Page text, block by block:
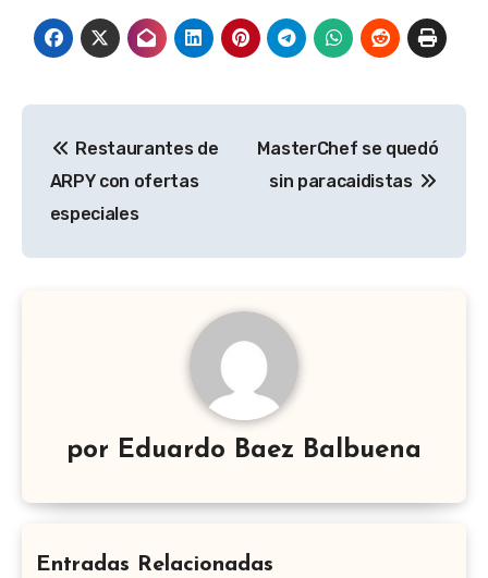
de
entradas
Restaurantes de
ARPY con ofertas
especiales
MasterChef se quedó
sin paracaidistas
por Eduardo Baez Balbuena
Entradas Relacionadas